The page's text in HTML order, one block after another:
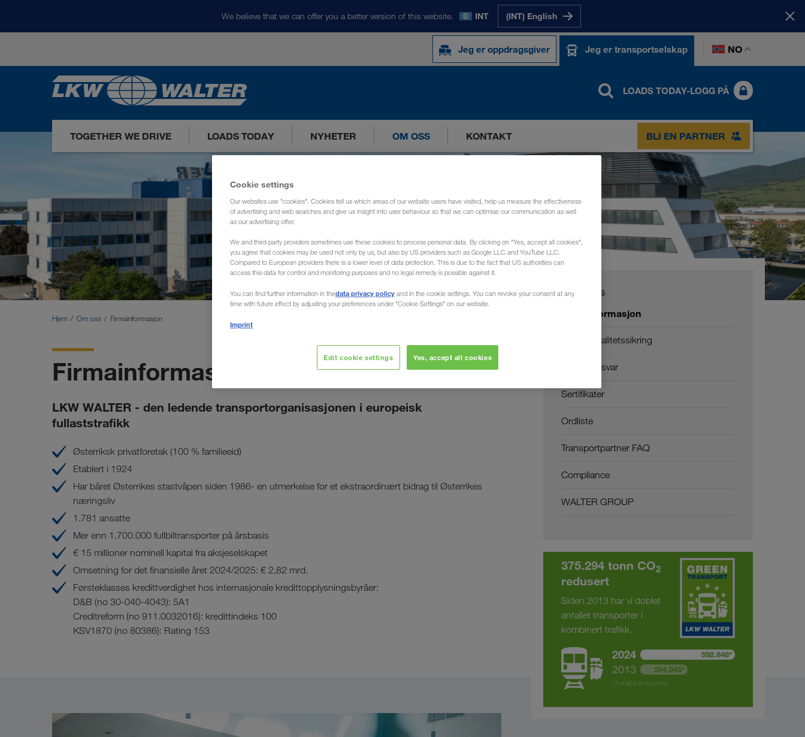
We believe that we can offer you a better version of this website. INT (INT) English
Jeg er oppdragsgiver Jeg er transportselskap NO
LOADS TODAY-LOGG PÅ
TOGETHER WE DRIVE LOADS TODAY NYHETER OM OSS KONTAKT BLI EN PARTNER
Hjem Om oss Firmainformasjon
Firmainformasjon
LKW WALTER - den ledende transportorganisasjonen i europeisk
fullaststrafikk
Østerriksk privatforetak (100 % familieeid)
Etablert i 1924
Har båret Østerrikes stastvåpen siden 1986- en utmerkelse for et ekstraordinært bidrag til Østerrikes
næringsliv
1.781 ansatte
Mer enn 1.700.000 fullbiltransporter på årsbasis
€ 15 millioner nominell kapital fra aksjeselskapet
Omsetning for det finansielle året 2024/2025: € 2,82 mrd.
Førsteklasses kredittverdighet hos internasjonale kredittopplysningsbyråer:
D&B (no 30-040-4043): 5A1
Creditreform (no 911.0032016): kredittindeks 100
KSV1870 (no 80386): Rating 153
Om oss
Firmainformasjon
HMS & kvalitetssikring
Sosialt ansvar
Sertifikater
Ordliste
Transportpartner FAQ
Compliance
WALTER GROUP
375.294 tonn CO2
redusert
Siden 2013 har vi doblet
antallet transporter i
kombinert trafikk.
2024 592.848*
2013
254,045*
*Antall transporter
Cookie settings
Our websites use "cookies". Cookies tell us which areas of our website users have visited, help us measure the effectiveness
of advertising and web searches and give us insight into user behaviour so that we can optimise our communication as well
as our advertising offer.
We and third-party providers sometimes use these cookies to process personal data. By clicking on "Yes, accept all cookies",
you agree that cookies may be used not only by us, but also by US providers such as Google LLC and YouTube LLC.
Compared to European providers there is a lower level of data protection. This is due to the fact that US authorities can
access this data for control and monitoring purposes and no legal remedy is possible against it.
You can find further information in thedata privacy policy and in the cookie settings. You can revoke your consent at any
time with future effect by adjusting your preferences under "Cookie Settings" on our website.
Imprint
Edit cookie settings Yes, accept all cookies